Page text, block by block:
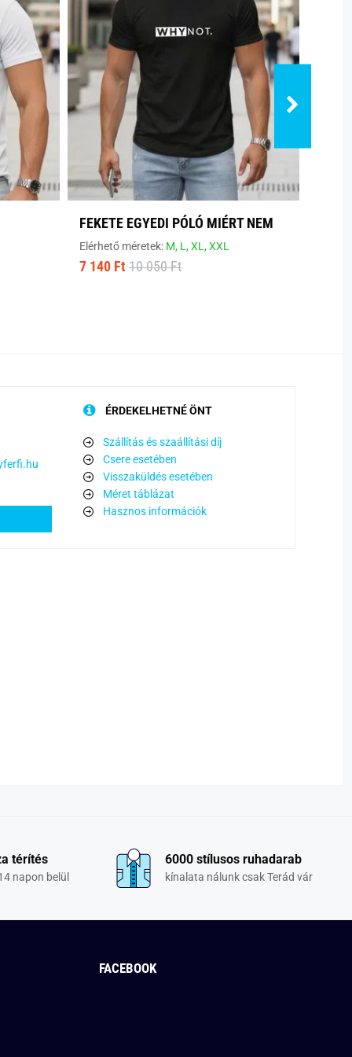
FEKETE EGYEDI PÓLÓ MIÉRT NEM
Elérhető méretek: M, L,XL,XXL
7 140 Ft 10 050 Ft
ÉRDEKELHETNÉ ÖNT
Szállítás és szaállítási díj
Csere esetében
Visszaküldés esetében
Méret táblázat
Hasznos információk
térítés
napon belül
6000 stílusos ruhadarab
kínalata nálunk csak Terád vár
FACEBOOK